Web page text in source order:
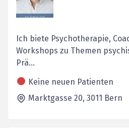
Ich biete Psychotherapie,
Workshops zu Themen
Prä...
Keine neuen Patienten
Marktgasse 20, 3011 Bern